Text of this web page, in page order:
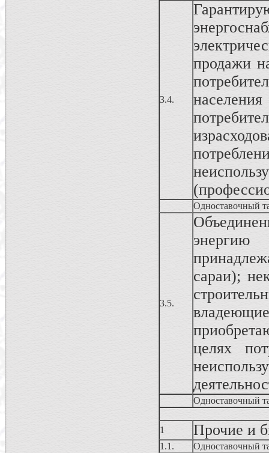
3.4.
продажи
Одноставочный
3.5.
сараи);
целях
Одноставочный
1 Прочие и
1.1.
Одноставочный